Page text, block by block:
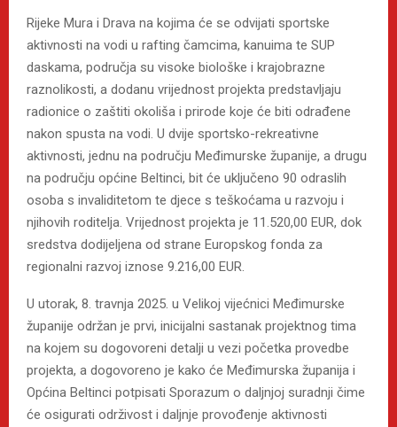
Rijeke Mura i Drava na kojima će se odvijati sportske
aktivnosti na vodi u rafting čamcima, kanuima te SUP
daskama, područja su visoke biološke i krajobrazne
raznolikosti, a dodanu vrijednost projekta predstavljaju
radionice o zaštiti okoliša i prirode koje će biti odrađene
nakon spusta na vodi. U dvije sportsko-rekreativne
aktivnosti, jednu na području Međimurske županije, a drugu
na području općine Beltinci, bit će uključeno 90 odraslih
osoba s invaliditetom te djece s teškoćama u razvoju i
njihovih roditelja. Vrijednost projekta je 11.520,00 EUR, dok
sredstva dodijeljena od strane Europskog fonda za
regionalni razvoj iznose 9.216,00 EUR.
U utorak, 8. travnja 2025. u Velikoj vijećnici Međimurske
županije održan je prvi, inicijalni sastanak projektnog tima
na kojem su dogovoreni detalji u vezi početka provedbe
projekta, a dogovoreno je kako će Međimurska županija i
Općina Beltinci potpisati Sporazum o daljnjoj suradnji čime
će osigurati održivost i daljnje provođenje aktivnosti